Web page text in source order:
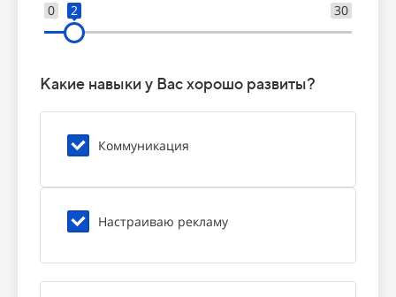
0 30
2
Какие навыки у Вас хорошо развиты?
Коммуникация
Настраиваю рекламу